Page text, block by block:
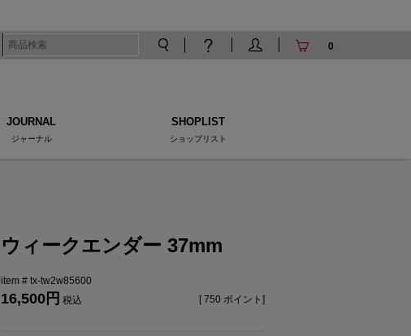
0
JOURNAL
ジャーナル
SHOPLIST
ショップリスト
ウィークエンダー 37mm
tx-tw2w85600
16,500 税込 [ 750 ポイント]